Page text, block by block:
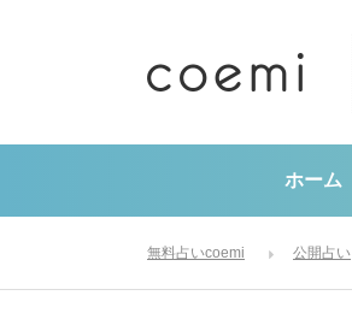
ホーム
無料占いcoemi 公開占い